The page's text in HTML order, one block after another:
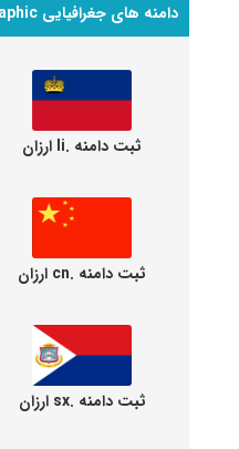
دامنه های جغرافیایی Geographic
ثبت دامنه .li ارزان
ثبت دامنه .cn ارزان
ثبت دامنه .sx ارزان